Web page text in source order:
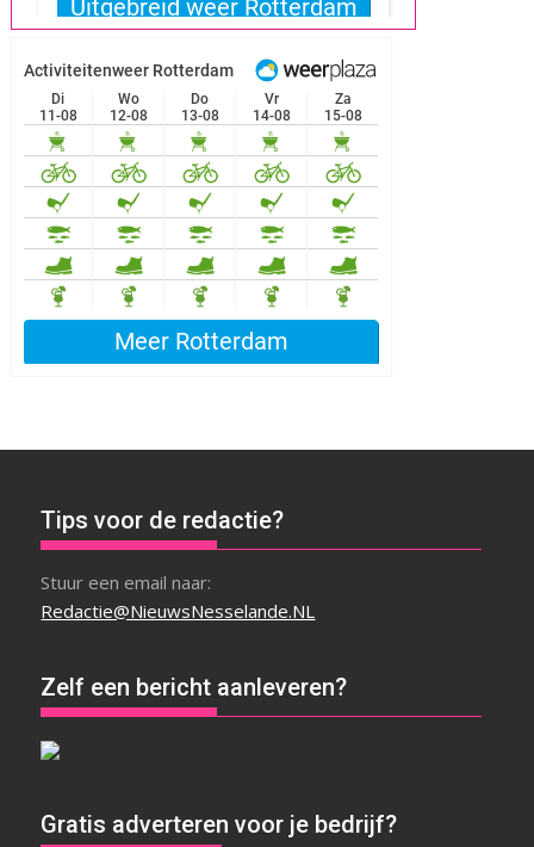
Tips voor de redactie?
Stuur een email naar:
Redactie@NieuwsNesselande.NL
Zelf een bericht aanleveren?
Gratis adverteren voor je bedrijf?